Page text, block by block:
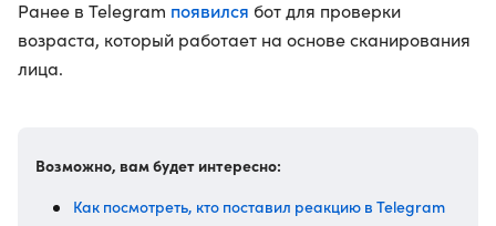
Ранее в Telegram появился бот для проверки
возраста, который работает на основе сканирования
лица.
Возможно, вам будет интересно:
Как посмотреть, кто поставил реакцию в Telegram